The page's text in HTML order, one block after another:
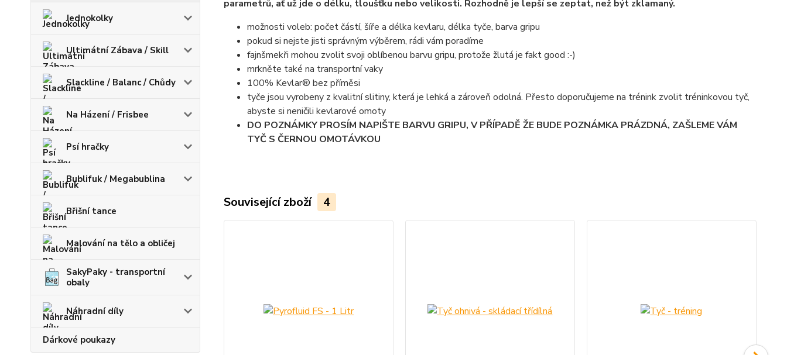
Jednokolky
Ultimátní Zábava / Skill
Slackline / Balanc / Chůdy
Na Házení / Frisbee
Psí hračky
Bublifuk / Megabublina
Břišní tance
Malování na tělo a obličej
SakyPaky - transportní
obaly
Náhradní díly
Dárkové poukazy
parametrů, ať už jde o délku, tloušťku nebo velikosti. Rozhodně je lepší se zeptat, než být zklamaný.
možnosti voleb: počet částí, šíře a délka kevlaru, délka tyče, barva gripu
pokud si nejste jisti správným výběrem, rádi vám poradíme
fajnšmekři mohou zvolit svoji oblíbenou barvu gripu, protože žlutá je fakt good :-)
mrkněte také na transportní vaky
100% Kevlar® bez příměsi
tyče jsou vyrobeny z kvalitní slitiny, která je lehká a zároveň odolná. Přesto doporučujeme na trénink zvolit tréninkovou tyč,
abyste si neničili kevlarové omoty
DO POZNÁMKY PROSÍM NAPIŠTE BARVU GRIPU, V PŘÍPADĚ ŽE BUDE POZNÁMKA PRÁZDNÁ, ZAŠLEME VÁM
TYČ S ČERNOU OMOTÁVKOU
Související zboží 4